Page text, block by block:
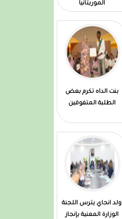
الموريتانيا
بنت الداه تكرم بعض
الطلبة المتفوقين
ولد انجاي يترس اللجنة
الوزارة المعنية بإنجاز